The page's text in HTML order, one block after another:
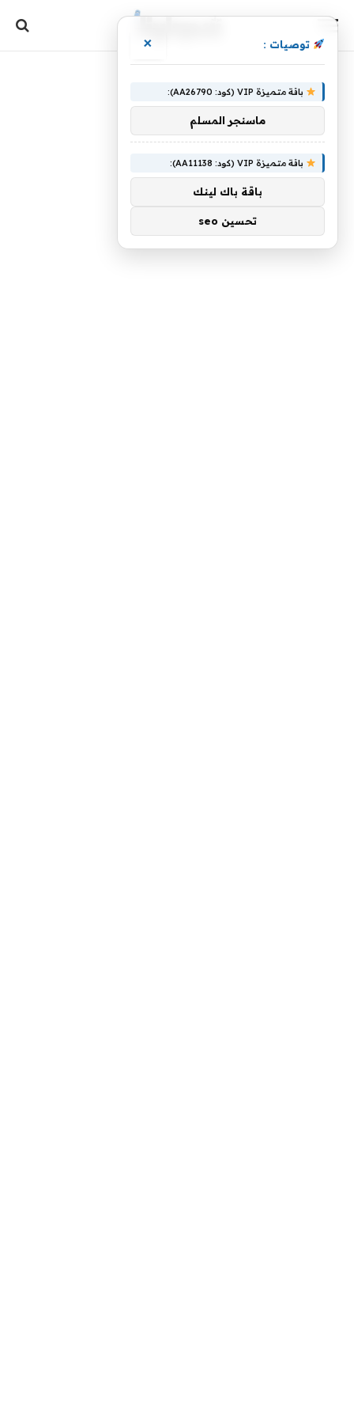
توصيات : ×
باقة متميزة VIP (كود: AA26790):
ماسنجر المسلم
باقة متميزة VIP (كود: AA11138):
باقة باك لينك
تحسين seo